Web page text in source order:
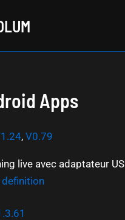
Apps
, V0.79
live avec adaptateur
definition